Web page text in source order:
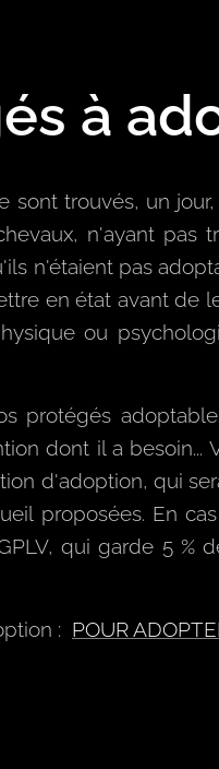
à
sont trouvés, un
n'ayant
n'étaient pas
en état avant de
ou
protégés
dont il a besoin...
d'adoption, qui
proposées. En
qui garde 5 %
: POUR